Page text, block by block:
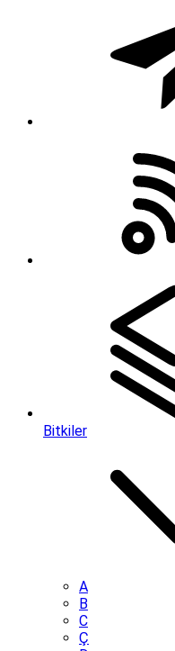
Bitkiler
A
B
C
Ç